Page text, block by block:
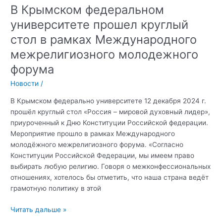
В Крымском федеральном
университете прошел круглый
стол в рамках Международного
межрелигиозного молодежного
форума
Новости /
В Крымском федерально университете 12 декабря 2024 г.
прошёл круглый стол «Россия – мировой духовный лидер»,
приуроченный к Дню Конституции Российской федерации.
Мероприятие прошло в рамках Международного
молодёжного межрелигиозного форума. «Согласно
Конституции Российской Федерации, мы имеем право
выбирать любую религию. Говоря о межконфессиональных
отношениях, хотелось бы отметить, что наша страна ведёт
грамотную политику в этой
В
Читать дальше »